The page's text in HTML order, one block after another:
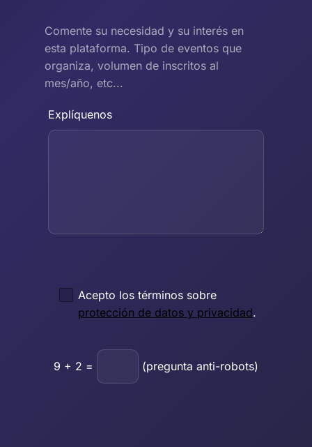
Comente su necesidad y su interés en
esta plataforma. Tipo de eventos que
organiza, volumen de inscritos al
mes/año, etc...
Explíquenos
Acepto los términos sobre
protección de datos y privacidad.
9 + 2 = (pregunta anti-robots)